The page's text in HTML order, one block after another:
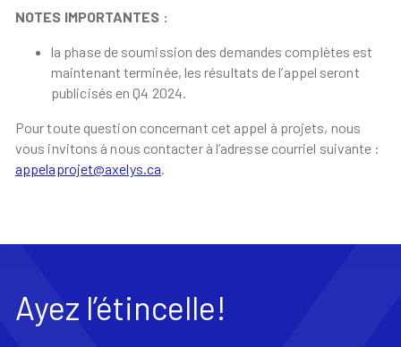
NOTES IMPORTANTES :
la phase de soumission des demandes complètes est
maintenant terminée, les résultats de l’appel seront
publicisés en Q4 2024.
Pour toute question concernant cet appel à projets, nous
vous invitons à nous contacter à l’adresse courriel suivante :
appelaprojet@axelys.ca.
Ayez l’étincelle!